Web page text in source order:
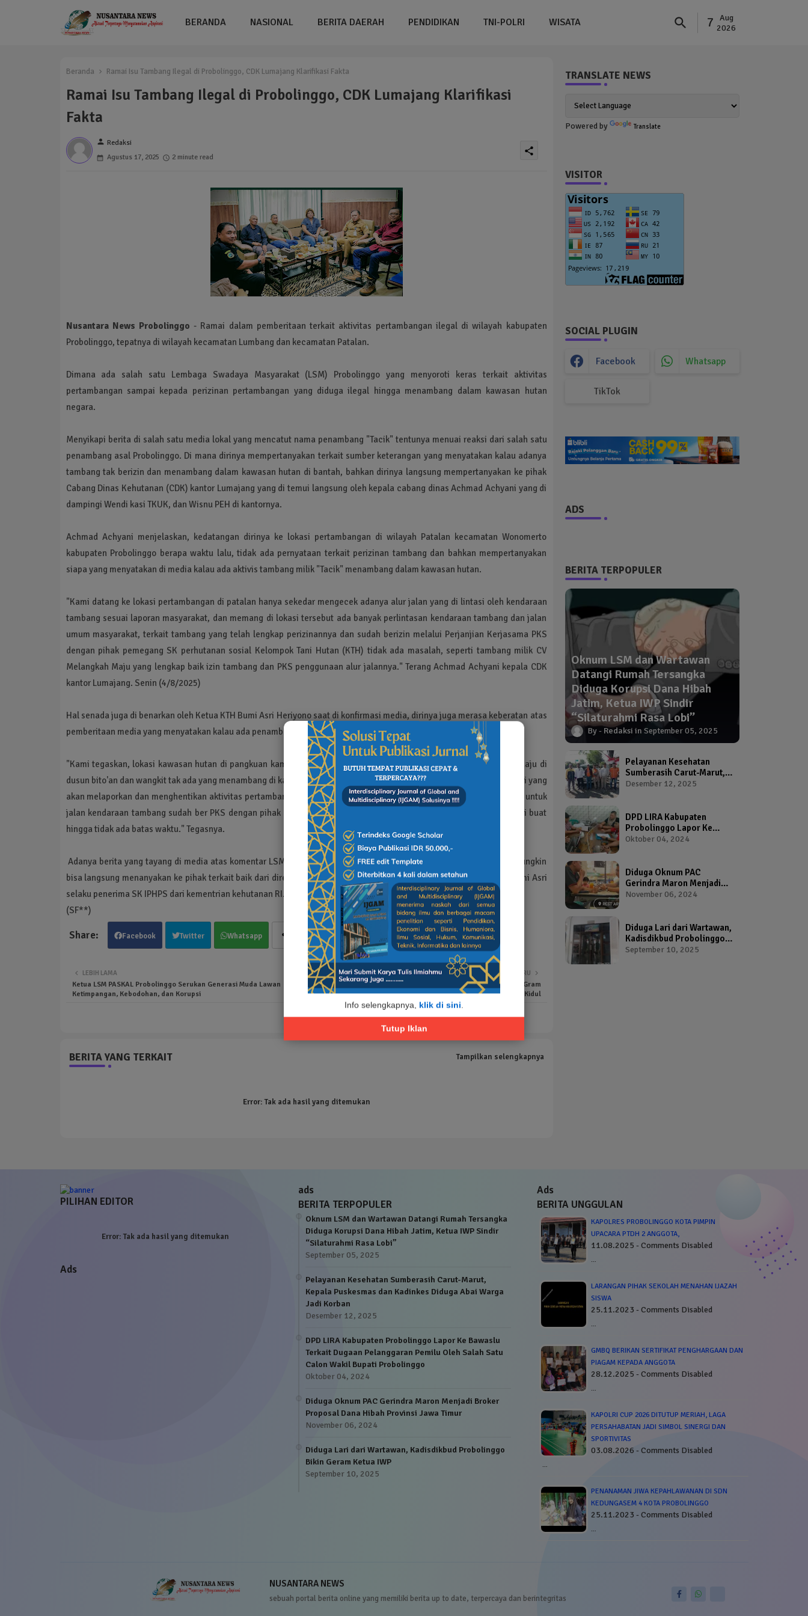
Info selengkapnya, klik di sini.
Tutup Iklan
BERANDA NASIONAL BERITA DAERAH PENDIDIKAN TNI-POLRI WISATA 7
Aug
2026
Beranda Ramai Isu Tambang Ilegal di Probolinggo, CDK Lumajang Klarifikasi Fakta
Ramai Isu Tambang Ilegal di Probolinggo, CDK Lumajang Klarifikasi
Fakta
person Redaksi
Agustus 17, 2025
2 minute read
share
Nusantara News Probolinggo - Ramai dalam pemberitaan terkait aktivitas pertambangan ilegal di wilayah kabupaten
Probolinggo, tepatnya di wilayah kecamatan Lumbang dan kecamatan Patalan.
Dimana ada salah satu Lembaga Swadaya Masyarakat (LSM) Probolinggo yang menyoroti keras terkait aktivitas
pertambangan sampai kepada perizinan pertambangan yang diduga ilegal hingga menambang dalam kawasan hutan
negara.
Menyikapi berita di salah satu media lokal yang mencatut nama penambang "Tacik" tentunya menuai reaksi dari salah satu
penambang asal Probolinggo. Di mana dirinya mempertanyakan terkait sumber keterangan yang menyatakan kalau adanya
tambang tak berizin dan menambang dalam kawasan hutan di bantah, bahkan dirinya langsung mempertanyakan ke pihak
Cabang Dinas Kehutanan (CDK) kantor Lumajang yang di temui langsung oleh kepala cabang dinas Achmad Achyani yang di
dampingi Wendi kasi TKUK, dan Wisnu PEH di kantornya.
Achmad Achyani menjelaskan, kedatangan dirinya ke lokasi pertambangan di wilayah Patalan kecamatan Wonomerto
kabupaten Probolinggo berapa waktu lalu, tidak ada pernyataan terkait perizinan tambang dan bahkan mempertanyakan
siapa yang menyatakan di media kalau ada aktivis tambang milik "Tacik" menambang dalam kawasan hutan.
"Kami datang ke lokasi pertambangan di patalan hanya sekedar mengecek adanya alur jalan yang di lintasi oleh kendaraan
tambang sesuai laporan masyarakat, dan memang di lokasi tersebut ada banyak perlintasan kendaraan tambang dan jalan
umum masyarakat, terkait tambang yang telah lengkap perizinannya dan sudah berizin melalui Perjanjian Kerjasama PKS
dengan pihak pemegang SK perhutanan sosial Kelompok Tani Hutan (KTH) tidak ada masalah, seperti tambang milik CV
Melangkah Maju yang lengkap baik izin tambang dan PKS penggunaan alur jalannya." Terang Achmad Achyani kepala CDK
kantor Lumajang. Senin (4/8/2025)
Hal senada juga di benarkan oleh Ketua KTH Bumi Asri Heriyono saat di konfirmasi media, dirinya juga merasa keberatan atas
pemberitaan media yang menyatakan kalau ada penambang yang beraktivitas di dalam kawasan hutan pangkuannya.
"Kami tegaskan, lokasi kawasan hutan di pangkuan kami termasuk yang ramai di media milik Tacik' CV Melangkah Maju di
dusun bito'an dan wangkit tak ada yang menambang di kawasan hutan, kalau ada maka saya selaku ketua KTH Bumi Asri yang
akan melaporkan dan menghentikan aktivitas pertambangan. Tambang tersebut diluar kawasan hutan, dan akses alur untuk
jalan kendaraan tambang sudah ber PKS dengan pihak kami sejak tahun 2019 dan selalu di perbarui, PKS tersebut di buat
hingga tidak ada batas waktu." Tegasnya.
Adanya berita yang tayang di media atas komentar LSM di Probolinggo tentunya perlu di klarifikasi kebenarannya, mungkin
bisa langsung menanyakan ke pihak terkait baik dari direktorat kementrian kehutanan, kementrian ESDM dan KTH Bumi Asri
selaku penerima SK IPHPS dari kementrian kehutanan RI.
(SF**)
Facebook Twitter Whatsapp
LEBIH BARU
Satres Narkoba Polres Muara Enim Gagalkan Peredaran 13,65 Gram
Sabu di Lawang Kidul
LEBIH LAMA
Ketua LSM PASKAL Probolinggo Serukan Generasi Muda Lawan
Ketimpangan, Kebodohan, dan Korupsi
BERITA YANG TERKAIT Tampilkan selengkapnya
Error:Tak ada hasil yang ditemukan
TRANSLATE NEWS
Powered by Translate
VISITOR
SOCIAL PLUGIN
Facebook Whatsapp
TikTok
ADS
BERITA TERPOPULER
Oknum LSM dan Wartawan
Datangi Rumah Tersangka
Diduga Korupsi Dana Hibah
Jatim, Ketua IWP Sindir
“Silaturahmi Rasa Lobi”
Redaksi September 05, 2025
Pelayanan Kesehatan
Sumberasih Carut-Marut,
Kepala Puskesmas dan
Desember 12, 2025
DPD LIRA Kabupaten
Probolinggo Lapor Ke
Bawaslu Terkait Dugaan
Bupati Probolinggo
Oktober 04, 2024
Diduga Oknum PAC
Gerindra Maron Menjadi
Broker Proposal Dana
November 06, 2024
Diduga Lari dari Wartawan,
Kadisdikbud Probolinggo
Bikin Geram Ketua IWP
September 10, 2025
PILIHAN EDITOR
Error:Tak ada hasil yang ditemukan
Ads
ads
BERITA TERPOPULER
Oknum LSM dan Wartawan Datangi Rumah Tersangka
Diduga Korupsi Dana Hibah Jatim, Ketua IWP Sindir
“Silaturahmi Rasa Lobi”
September 05, 2025
Pelayanan Kesehatan Sumberasih Carut-Marut,
Kepala Puskesmas dan Kadinkes Diduga Abai Warga
Jadi Korban
Desember 12, 2025
DPD LIRA Kabupaten Probolinggo Lapor Ke Bawaslu
Terkait Dugaan Pelanggaran Pemilu Oleh Salah Satu
Calon Wakil Bupati Probolinggo
Oktober 04, 2024
Diduga Oknum PAC Gerindra Maron Menjadi Broker
Proposal Dana Hibah Provinsi Jawa Timur
November 06, 2024
Diduga Lari dari Wartawan, Kadisdikbud Probolinggo
Bikin Geram Ketua IWP
September 10, 2025
Ads
BERITA UNGGULAN
KAPOLRES PROBOLINGGO KOTA PIMPIN
UPACARA PTDH 2 ANGGOTA,
11.08.2025 - Comments Disabled
…
LARANGAN PIHAK SEKOLAH MENAHAN IJAZAH
SISWA
25.11.2023 - Comments Disabled
…
GMBQ BERIKAN SERTIFIKAT PENGHARGAAN DAN
PIAGAM KEPADA ANGGOTA
28.12.2025 - Comments Disabled
…
KAPOLRI CUP 2026 DITUTUP MERIAH, LAGA
PERSAHABATAN JADI SIMBOL SINERGI DAN
SPORTIVITAS
03.08.2026 - Comments Disabled
…
PENANAMAN JIWA KEPAHLAWANAN DI SDN
KEDUNGASEM 4 KOTA PROBOLINGGO
25.11.2023 - Comments Disabled
…
NUSANTARA NEWS
sebuah portal berita online yang memiliki berita up to date, terpercaya dan berintegritas